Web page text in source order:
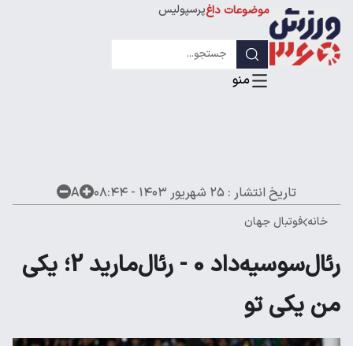
موضوعات داغپرسپولیس
لیگ قهرمانان
تاریخ انتشار : ۲۵ شهریور ۱۴۰۳ - ۰۸:۴۴ A
خانه فوتبال جهان
رئال‌سوسیه‌داد 0 - رئال‌مارید 2؛ یکی
من یکی تو